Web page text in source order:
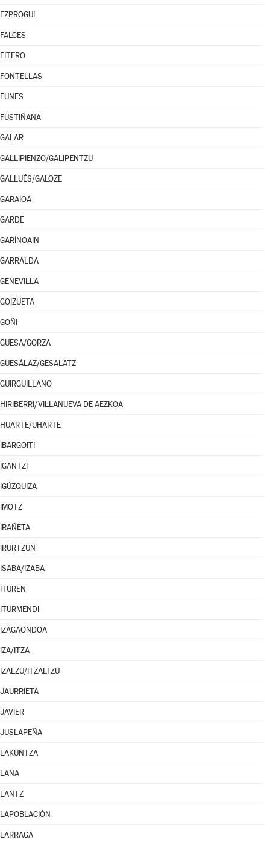
EZPROGUI
FALCES
FITERO
FONTELLAS
FUNES
FUSTIÑANA
GALAR
GALLIPIENZO/GALIPENTZU
GALLUÉS/GALOZE
GARAIOA
GARDE
GARÍNOAIN
GARRALDA
GENEVILLA
GOIZUETA
GOÑI
GÜESA/GORZA
GUESÁLAZ/GESALATZ
GUIRGUILLANO
HIRIBERRI/VILLANUEVA DE AEZKOA
HUARTE/UHARTE
IBARGOITI
IGANTZI
IGÚZQUIZA
IMOTZ
IRAÑETA
IRURTZUN
ISABA/IZABA
ITUREN
ITURMENDI
IZAGAONDOA
IZA/ITZA
IZALZU/ITZALTZU
JAURRIETA
JAVIER
JUSLAPEÑA
LAKUNTZA
LANA
LANTZ
LAPOBLACIÓN
LARRAGA